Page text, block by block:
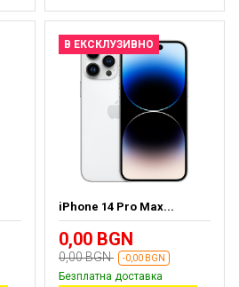
В ЕКСКЛУЗИВНО
iPhone 14 Pro Max...
0,00 BGN
0,00 BGN -0,00 BGN
Безплатна доставка